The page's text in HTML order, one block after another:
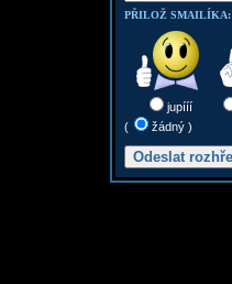
PŘILOŽ SMAILÍKA:
jupííí
(
žádný )